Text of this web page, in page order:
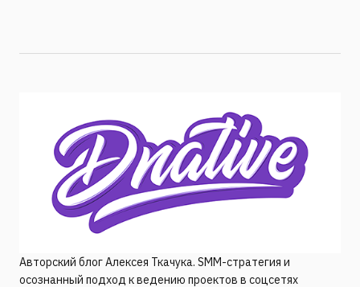
Авторский блог Алексея Ткачука. SMM-стратегия и
осознанный подход к ведению проектов в соцсетях